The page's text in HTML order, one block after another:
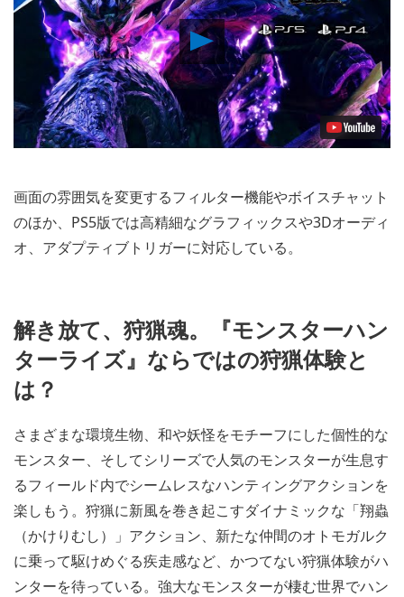
Play
Video
画面の雰囲気を変更するフィルター機能やボイスチャット
のほか、PS5版では高精細なグラフィックスや3Dオーディ
オ、アダプティブトリガーに対応している。
解き放て、狩猟魂。『モンスターハン
ターライズ』ならではの狩猟体験と
は？
さまざまな環境生物、和や妖怪をモチーフにした個性的な
モンスター、そしてシリーズで人気のモンスターが生息す
るフィールド内でシームレスなハンティングアクションを
楽しもう。狩猟に新風を巻き起こすダイナミックな「翔蟲
（かけりむし）」アクション、新たな仲間のオトモガルク
に乗って駆けめぐる疾走感など、かつてない狩猟体験がハ
ンターを待っている。強大なモンスターが棲む世界でハン